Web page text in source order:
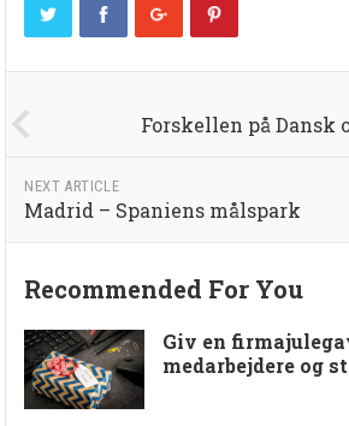
Forskellen på Dansk
NEXT ARTICLE
Madrid – Spaniens målspark
Recommended For You
Giv en
medarbejdere og